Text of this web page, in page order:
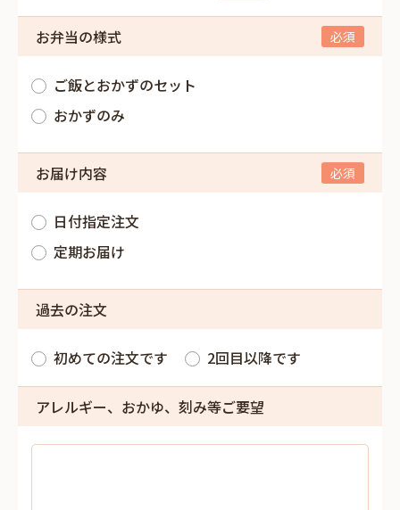
お弁当の様式
ご飯とおかずのセット
おかずのみ
お届け内容
日付指定注文
定期お届け
過去の注文
初めての注文です 2回目以降です
アレルギー、おかゆ、刻み等ご要望